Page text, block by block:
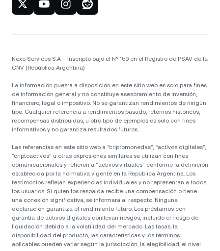
Nexo Services S.A – Inscripto bajo el N° 159 en el Registro de PSAV de la
CNV (República Argentina)
La información puesta a disposición en este sitio web es solo para fines
de información general y no constituye asesoramiento de inversión,
financiero, legal o impositivo. No se garantizan rendimientos de ningún
tipo. Cualquier referencia a rendimientos pasado, retornos históricos,
recompensas distribuidas, u otro tipo de ejemplos es solo con fines
informativos y no garantiza resultados futuros.
Las referencias en este sitio web a “criptomonedas”, “activos digitales”,
“criptoactivos” u otras expresiones similares se utilizan con fines
comunicacionales y refieren a “activos virtuales” conforme la definición
establecida por la normativa vigente en la República Argentina. Los
testimonios reflejan experiencias individuales y no representan a todos
los usuarios. Si quien los respalda recibe una compensación o tiene
una conexión significativa, se informará al respecto. Ninguna
declaración garantiza el rendimiento futuro. Los préstamos con
garantía de activos digitales conllevan riesgos, incluido el riesgo de
liquidación debido a la volatilidad del mercado. Las tasas, la
disponibilidad del producto, las características y los términos
aplicables pueden variar según la jurisdicción, la elegibilidad, el nivel